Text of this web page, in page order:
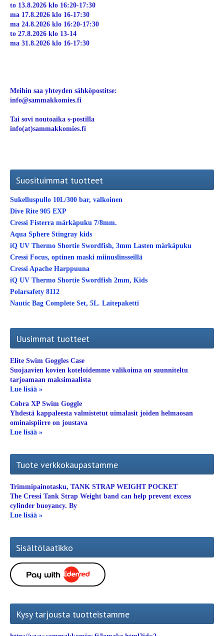
to 13.8.2026 klo 16:20-17:30
ma 17.8.2026 klo 16-17:30
ma 24.8.2026 klo 16:20-17:30
to 27.8.2026 klo 13-14
ma 31.8.2026 klo 16-17:30
Meihin saa yhteyden sähköpostitse:
info@sammakkomies.fi
Tai sovi noutoaika s-postilla
info(at)sammakkomies.fi
Suosituimmat tuotteet
Sukelluspullo 10L/300 bar, valkoinen
Dive Rite 905 EXP
Cressi Fisterra märkäpuku 7/8mm.
Aqua Sphere Stingray kids
iQ UV Thermo Shortie Swordfish, 3mm Lasten märkäpuku
Cressi Focus, optinen maski miinuslinsseillä
Cressi Apache Harppuuna
iQ UV Thermo Shortie Swordfish 2mm, Kids
Polarsafety 8112
Nautic Bag Complete Set, 5L. Laitepaketti
Uusimmat tuotteet
Elite Swim Goggles Case
Suojaavien kovien koteloidemme valikoima on suunniteltu
tarjoamaan maksimaalista
Lue lisää »
Cobra XP Swim Goggle
Yhdestä kappaleesta valmistetut uimalasit joiden helmaosan
ominaispiirre on joustava
Lue lisää »
Tuote verkkokaupastamme
Trimmipainotasku, TANK STRAP WEIGHT POCKET
The Cressi Tank Strap Weight band can help prevent excess
cylinder buoyancy. By
Lue lisää »
Sisältölaatikko
Kysy tarjousta tuotteistamme